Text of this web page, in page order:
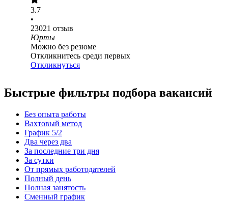
3.7
•
23021 отзыв
Юрты
Можно без резюме
Откликнитесь среди первых
Откликнуться
Быстрые фильтры подбора вакансий
Без опыта работы
Вахтовый метод
График 5/2
Два через два
За последние три дня
За сутки
От прямых работодателей
Полный день
Полная занятость
Сменный график